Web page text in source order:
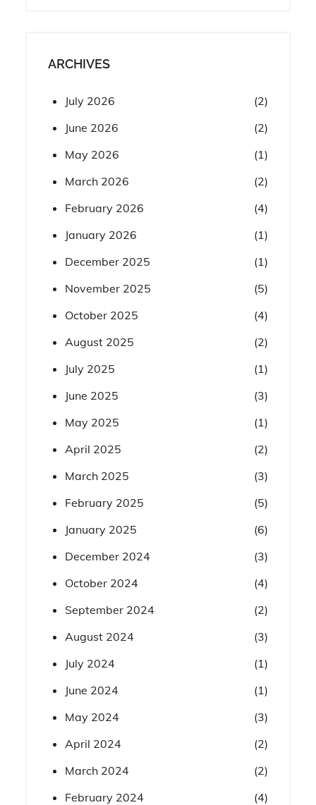
ARCHIVES
July 2026
(2)
June 2026
(2)
May 2026
(1)
March 2026
(2)
February 2026
(4)
January 2026
(1)
December 2025
(1)
November 2025
(5)
October 2025
(4)
August 2025
(2)
July 2025
(1)
June 2025
(3)
May 2025
(1)
April 2025
(2)
March 2025
(3)
February 2025
(5)
January 2025
(6)
December 2024
(3)
October 2024
(4)
September 2024
(2)
August 2024
(3)
July 2024
(1)
June 2024
(1)
May 2024
(3)
April 2024
(2)
March 2024
(2)
February 2024
(4)